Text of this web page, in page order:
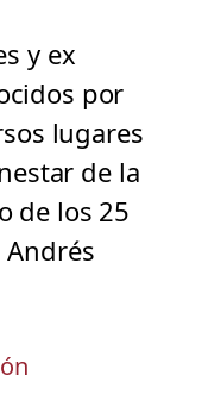
y ex
por
lugares
de la
de los 25